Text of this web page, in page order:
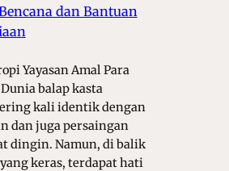
dan Bantuan
Yayasan Amal Para
balap kasta
kali identik dengan
dan juga persaingan
dingin. Namun, di balik
keras, terdapat hati